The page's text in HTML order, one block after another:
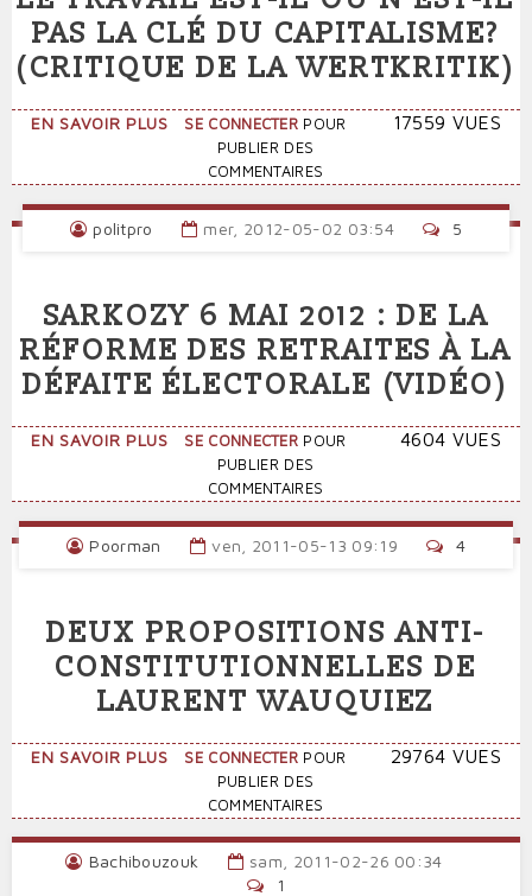
PAS LA CLÉ DU CAPITALISME?
(CRITIQUE DE LA WERTKRITIK)
EN SAVOIR PLUS SUR
TRAVAIL
IL
OU
PAS
LA
CLÉ
DU
(CRITIQUE
WERTKRITIK)
SE CONNECTER POUR
PUBLIER DES
COMMENTAIRES
17559 VUES
politpro mer, 2012-05-02 03:54 5
SARKOZY 6 MAI 2012 : DE LA
RÉFORME DES RETRAITES À LA
DÉFAITE ÉLECTORALE (VIDÉO)
EN SAVOIR PLUS SUR
SARKOZY
2012
RÉFORME
DES
RETRAITES
À
DÉFAITE
SE CONNECTER POUR
PUBLIER DES
COMMENTAIRES
4604 VUES
Poorman ven, 2011-05-13 09:19 4
DEUX PROPOSITIONS ANTI-
CONSTITUTIONNELLES DE
LAURENT WAUQUIEZ
EN SAVOIR PLUS SUR
PROPOSITIONS
CONSTITUTIONNELLES
DE
SE CONNECTER POUR
PUBLIER DES
COMMENTAIRES
29764 VUES
Bachibouzouk
sam, 2011-02-26 00:34
1